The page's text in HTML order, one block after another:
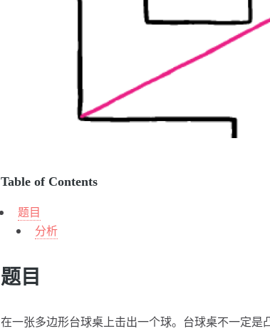
Table of Contents
题目
分析
题目
在一张多边形台球桌上击出一个球。台球桌不一定